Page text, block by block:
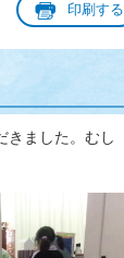
印刷する
きました。むし